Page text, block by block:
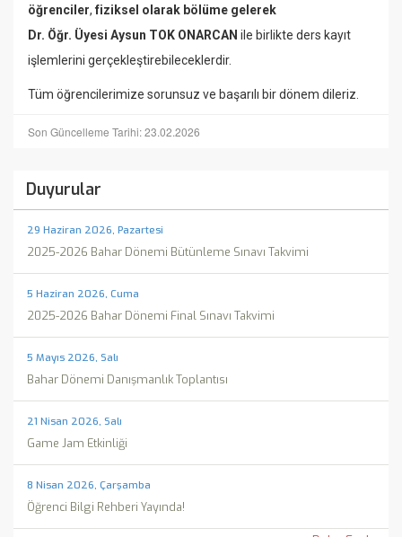
öğrenciler, fiziksel olarak bölüme gelerek
Dr. Öğr. Üyesi Aysun TOK ONARCAN ile birlikte ders kayıt
işlemlerini gerçekleştirebileceklerdir.
Tüm öğrencilerimize sorunsuz ve başarılı bir dönem dileriz.
Son Güncelleme Tarihi: 23.02.2026
Duyurular
29 Haziran 2026, Pazartesi
2025-2026 Bahar Dönemi Bütünleme Sınavı Takvimi
5 Haziran 2026, Cuma
2025-2026 Bahar Dönemi Final Sınavı Takvimi
5 Mayıs 2026, Salı
Bahar Dönemi Danışmanlık Toplantısı
21 Nisan 2026, Salı
Game Jam Etkinliği
8 Nisan 2026, Çarşamba
Öğrenci Bilgi Rehberi Yayında!